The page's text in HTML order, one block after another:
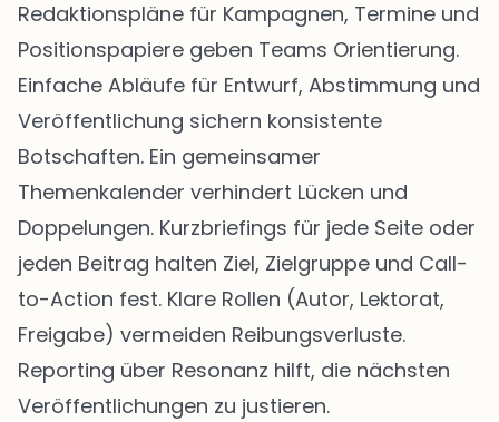
Redaktionspläne für Kampagnen, Termine und
Positionspapiere geben Teams Orientierung.
Einfache Abläufe für Entwurf, Abstimmung und
Veröffentlichung sichern konsistente
Botschaften. Ein gemeinsamer
Themenkalender verhindert Lücken und
Doppelungen. Kurzbriefings für jede Seite oder
jeden Beitrag halten Ziel, Zielgruppe und Call-
to-Action fest. Klare Rollen (Autor, Lektorat,
Freigabe) vermeiden Reibungsverluste.
Reporting über Resonanz hilft, die nächsten
Veröffentlichungen zu justieren.